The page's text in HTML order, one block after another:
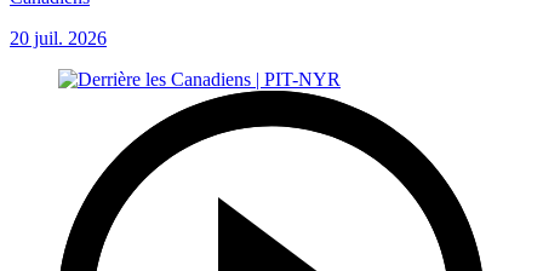
20 juil. 2026